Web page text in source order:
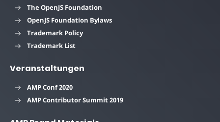
The OpenJS Foundation
OpenJS Foundation Bylaws
Trademark Policy
Trademark List
Veranstaltungen
AMP Conf 2020
AMP Contributor Summit 2019